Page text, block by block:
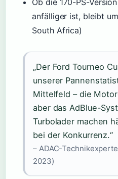
anfälliger ist, bleibt
South Africa)
„Der Ford Tourneo
unserer
Mittelfeld – die
aber das AdBlue-
Turbolader machen
bei der Konkurrenz.“
– ADAC-
2023)